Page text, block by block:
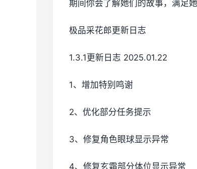
期间你会了解她们的故事，满足
极品采花郎更新日志
1.3.1更新日志 2025.01.22
1、增加特别鸣谢
2、优化部分任务提示
3、修复角色眼球显示异常
4、修复玄霜部分体位显示异常